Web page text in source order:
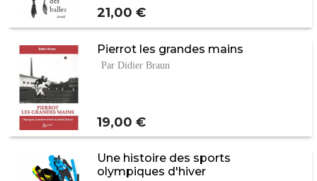
Prix
21,00 €
Pierrot les grandes mains
Par Didier Braun
Prix
19,00 €
Une histoire des sports
olympiques d'hiver